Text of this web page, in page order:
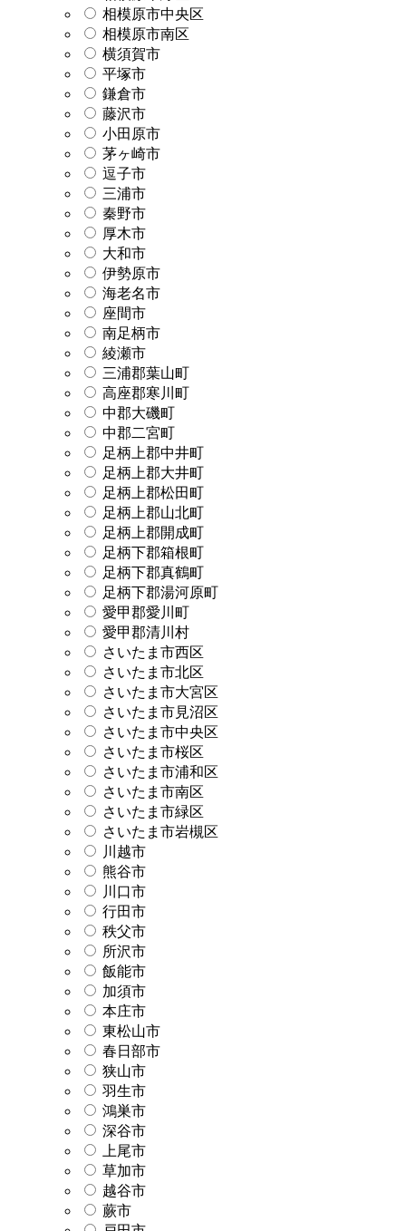
相模原市中央区
相模原市南区
横須賀市
平塚市
鎌倉市
藤沢市
小田原市
茅ヶ崎市
逗子市
三浦市
秦野市
厚木市
大和市
伊勢原市
海老名市
座間市
南足柄市
綾瀬市
三浦郡葉山町
高座郡寒川町
中郡大磯町
中郡二宮町
足柄上郡中井町
足柄上郡大井町
足柄上郡松田町
足柄上郡山北町
足柄上郡開成町
足柄下郡箱根町
足柄下郡真鶴町
足柄下郡湯河原町
愛甲郡愛川町
愛甲郡清川村
さいたま市西区
さいたま市北区
さいたま市大宮区
さいたま市見沼区
さいたま市中央区
さいたま市桜区
さいたま市浦和区
さいたま市南区
さいたま市緑区
さいたま市岩槻区
川越市
熊谷市
川口市
行田市
秩父市
所沢市
飯能市
加須市
本庄市
東松山市
春日部市
狭山市
羽生市
鴻巣市
深谷市
上尾市
草加市
越谷市
蕨市